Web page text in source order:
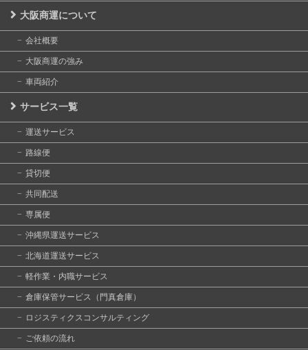
大阪商運について
会社概要
大阪商運の強み
車両紹介
サービス一覧
運送サービス
路線便
貸切便
共同配送
専属便
沖縄県運送サービス
北海道運送サービス
軽作業・内職サービス
倉庫保管サービス（門真倉庫）
ロジスティクスコンサルティング
ご依頼の流れ